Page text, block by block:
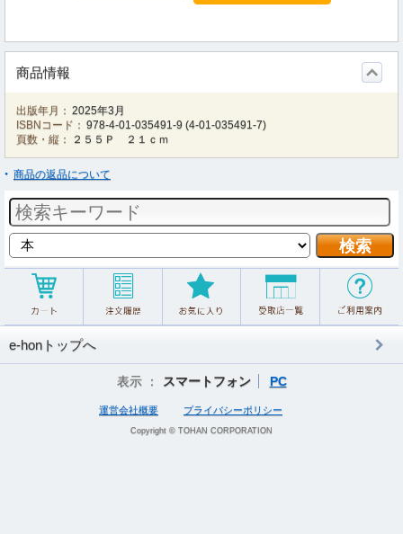
商品情報
出版年月： 2025年3月
ISBNコード： 978-4-01-035491-9 (4-01-035491-7)
頁数・縦：
２５５Ｐ ２１ｃｍ
商品の返品について
e-honトップへ
表示 ： スマートフォン PC
運営会社概要 プライバシーポリシー
Copyright © TOHAN CORPORATION